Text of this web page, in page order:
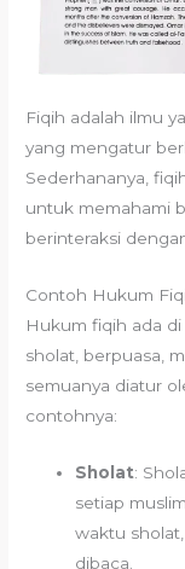
Fiqih adalah ilmu
yang mengatur
Sederhananya,
untuk memahami
berinteraksi
Contoh Hukum
Hukum fiqih ada
sholat, berpuasa,
semuanya diatur
contohnya:
Sholat:
setiap
waktu
dibaca.